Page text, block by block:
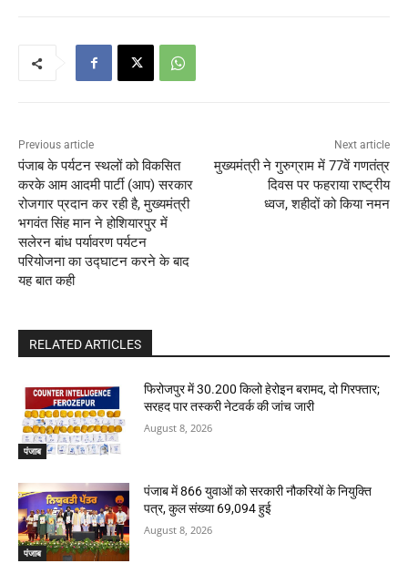
Previous article
पंजाब के पर्यटन स्थलों को विकसित
करके आम आदमी पार्टी (आप) सरकार
रोजगार प्रदान कर रही है, मुख्यमंत्री
भगवंत सिंह मान ने होशियारपुर में
सलेरन बांध पर्यावरण पर्यटन
परियोजना का उद्घाटन करने के बाद
यह बात कही
Next article
मुख्यमंत्री ने गुरुग्राम में 77वें गणतंत्र
दिवस पर फहराया राष्ट्रीय
ध्वज, शहीदों को किया नमन
RELATED ARTICLES
पंजाब
फिरोजपुर में 30.200 किलो हेरोइन बरामद, दो गिरफ्तार;
सरहद पार तस्करी नेटवर्क की जांच जारी
August 8, 2026
पंजाब
पंजाब में 866 युवाओं को सरकारी नौकरियों के नियुक्ति
पत्र, कुल संख्या 69,094 हुई
August 8, 2026